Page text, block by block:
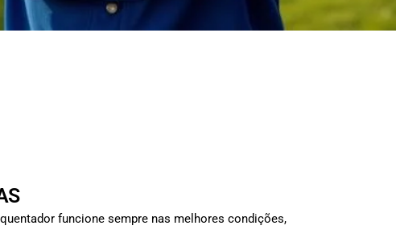
funcione sempre nas melhores condições,